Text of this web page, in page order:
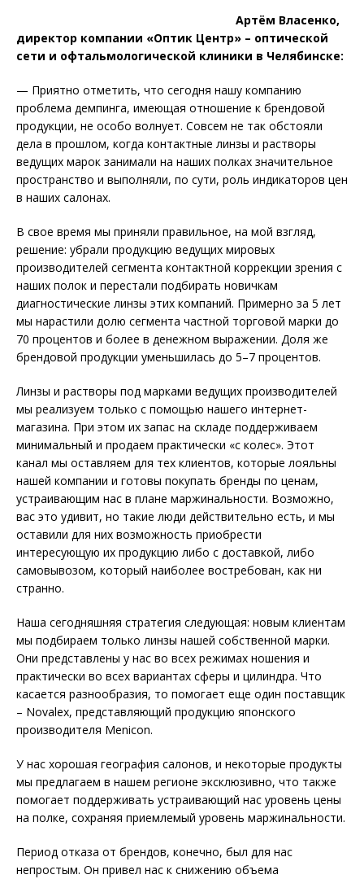
Артём Власенко,
директор компании «Оптик Центр» – оптической
сети и офтальмологической клиники в Челябинске:
— Приятно отметить, что сегодня нашу компанию
проблема демпинга, имеющая отношение к брендовой
продукции, не особо волнует. Совсем не так обстояли
дела в прошлом, ко­гда контактные линзы и растворы
ведущих марок занимали на наших полках значительное
пространство и выполняли, по сути, роль индикаторов цен
в наших салонах.
В свое время мы приняли правильное, на мой взгляд,
решение: убрали продукцию ведущих мировых
производителей сегмента контактной коррекции зрения с
наших полок и перестали подбирать новичкам
диагностические линзы этих компаний. Примерно за 5 лет
мы нарастили долю сегмента частной торговой марки до
70 процентов и более в денежном выражении. Доля же
брендовой продукции уменьшилась до 5–7 процентов.
Линзы и растворы под марками ведущих производителей
мы реализуем только с помощью нашего интернет-
магазина. При этом их запас на складе поддерживаем
минимальный и продаем практически «с колес». Этот
канал мы оставляем для тех клиентов, которые лояльны
нашей компании и готовы покупать бренды по ценам,
устраивающим нас в плане маржинальности. Возможно,
вас это удивит, но такие люди действительно есть, и мы
оставили для них возможность приобрести
интересующую их продукцию либо с доставкой, либо
самовывозом, который наиболее востребован, как ни
странно.
Наша сегодняшняя стратегия следующая: новым клиентам
мы подбираем только линзы нашей собственной марки.
Они представлены у нас во всех режимах ношения и
практически во всех вариантах сферы и цилиндра. Что
касается разнообразия, то помогает еще один поставщик
– Novalex, представляющий продукцию японского
производителя Menicon.
У нас хорошая география салонов, и некоторые продукты
мы предлагаем в нашем регионе эксклюзивно, что также
помогает поддерживать устраивающий нас уровень цены
на полке, сохраняя приемлемый уровень маржинальности.
Период отказа от брендов, конечно, был для нас
непростым. Он привел нас к снижению объема